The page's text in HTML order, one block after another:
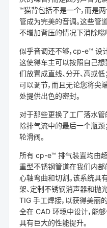
™猫背包括不是一个，而是
管成为完美的音调。这些管
不增加背压的情况下消除嗡
似乎音调还不够，cp-e™ 设
这使得车主可以按照自己想
们放置成直线、分开、高或
可以调节，而且无论您将尖
处提供出色的密封。
对于那些更换了工厂落水
除排气流中的最后一个瓶颈
轮滑阀。
所有 cp-e™ 排气装置均由
重型不锈钢管道在我们内
心轴弯曲和切割。该系统具
架、定制不锈钢消声器和抛
TIG 手工焊接，以获得美丽
全在 CAD 环境中设计，能
具有巨大的性能提升。